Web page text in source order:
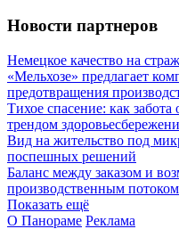
Новости партнеров
Немецкое качество на
«Мельхозе» предлагает
предотвращения
Тихое спасение: как
трендом
Вид на жительство под
поспешных решений
Баланс между заказом и
производственным потоком
Показать ещё
О Панораме Реклама